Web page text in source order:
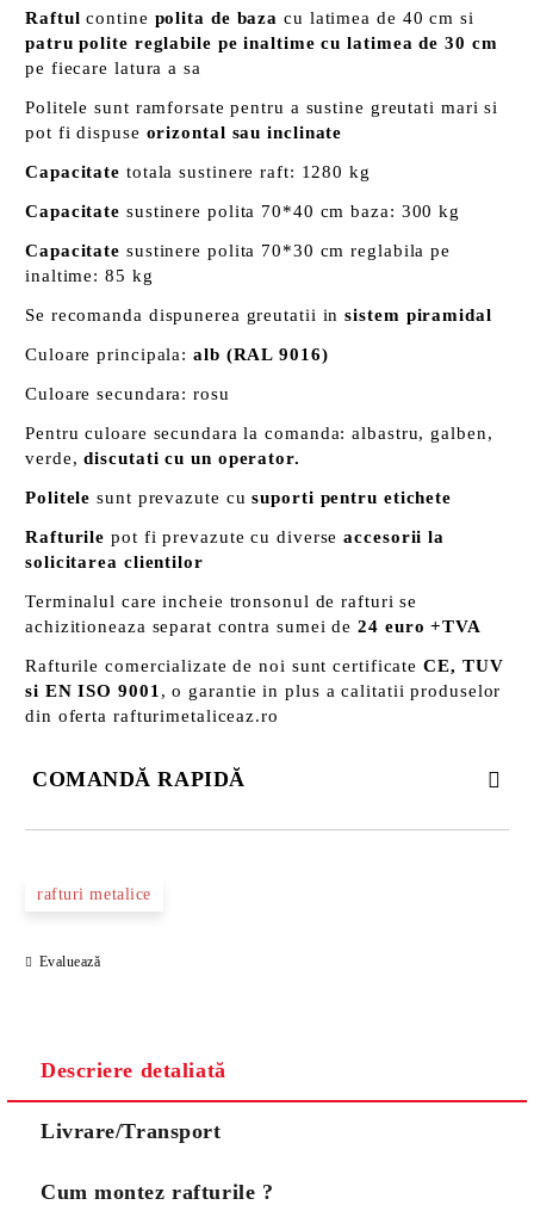
Raftulcontine polita de baza cu latimea de 40 cm si
patru polite reglabile pe inaltime cu latimea de 30 cm
pe fiecare latura a sa
Politele sunt ramforsate pentru a sustine greutati mari si
pot fi dispuse orizontal sau inclinate
Capacitate totala sustinere raft: 1280 kg
Capacitate sustinere polita 70*40 cm baza: 300 kg
Capacitate sustinere polita 70*30 cm reglabila pe
inaltime: 85 kg
Se recomanda dispunerea greutatii insistem piramidal
Culoare principala: alb (RAL 9016)
Culoare secundara: rosu
Pentru culoare secundara la comanda: albastru, galben,
verde,discutati cu un operator.
Politele sunt prevazute cusuporti pentru etichete
Rafturile pot fi prevazute cu diverseaccesorii la
solicitarea clientilor
Terminalul care incheie tronsonul de rafturi se
achizitioneaza separat contra sumei de24 euro +TVA
Rafturile comercializate de noi sunt certificateCE, TUV
si EN ISO 9001 , o garantie in plus a calitatii produselor
din oferta rafturimetaliceaz.ro
COMANDĂ RAPIDĂ
rafturi metalice
Evaluează
Descriere detaliată
Livrare/Transport
Cum montez rafturile ?